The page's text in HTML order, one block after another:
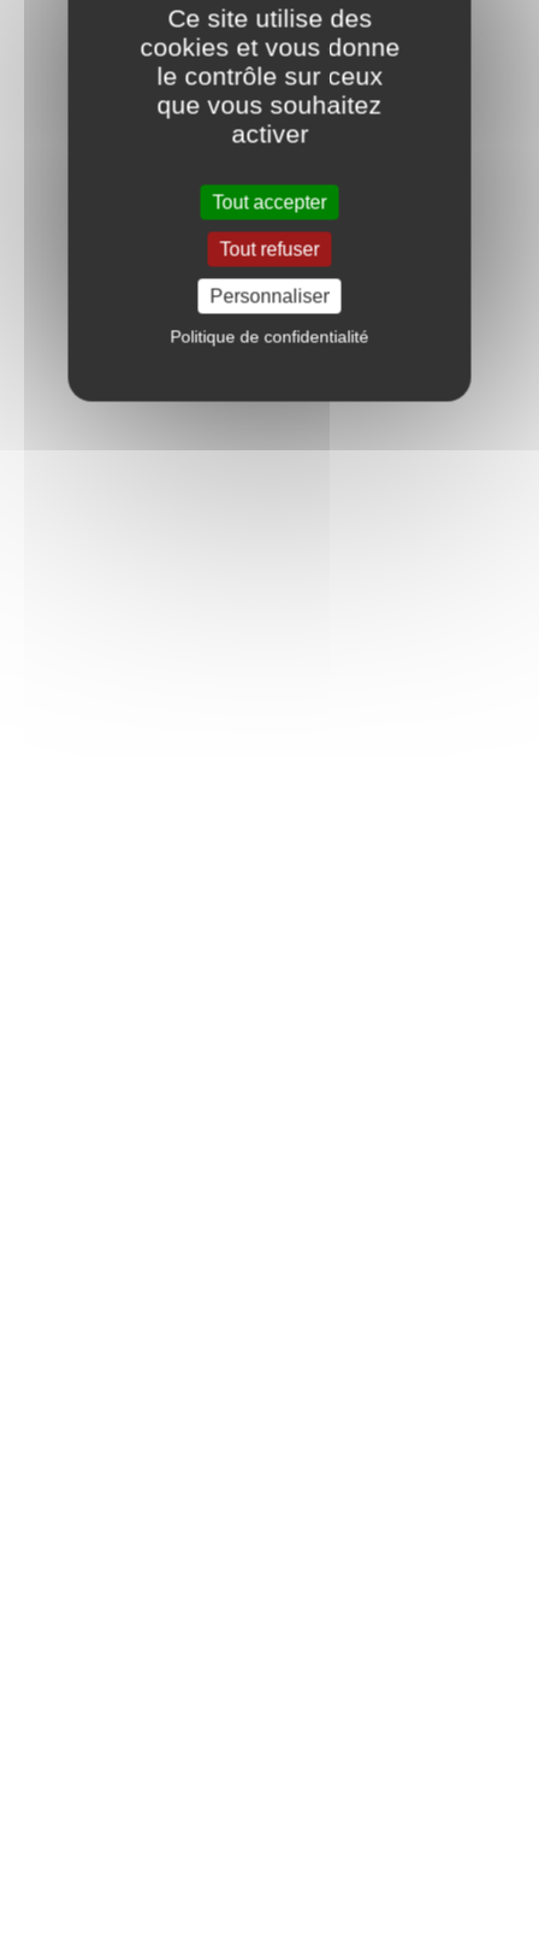
Ce site utilise des
cookies et vous donne
le contrôle sur ceux
que vous souhaitez
activer
Tout accepter
Tout refuser
Personnaliser
Politique de confidentialité